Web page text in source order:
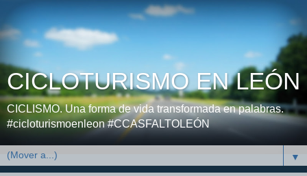
CICLOTURISMO EN LEÓN
CICLISMO. Una forma de vida transformada en palabras.
#cicloturismoenleon #CCASFALTOLEÓN
▼